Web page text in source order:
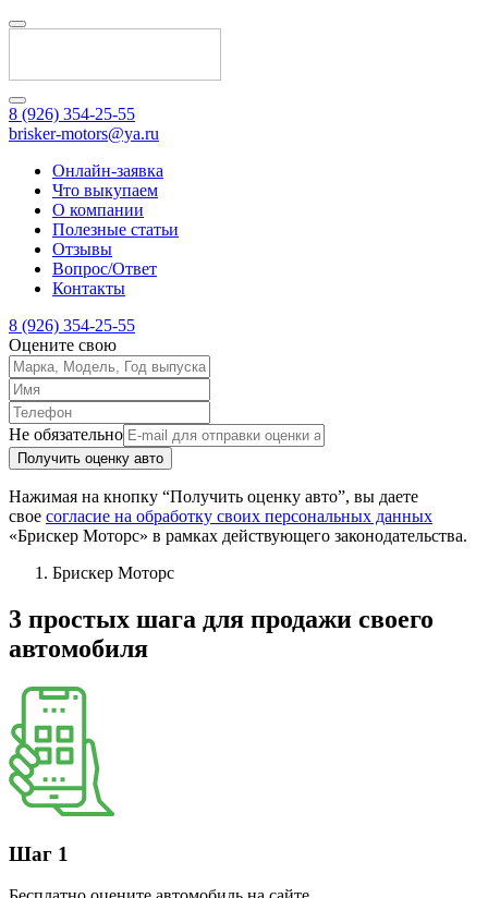
8 (926) 354-25-55
brisker-motors@ya.ru
Онлайн-заявка
Что выкупаем
О компании
Полезные статьи
Отзывы
Вопрос/Ответ
Контакты
8 (926) 354-25-55
Оцените свою
Не обязательно
Получить оценку авто
Нажимая на кнопку “Получить оценку авто”, вы даете
свое согласие на обработку своих персональных данных
«Брискер Моторс» в рамках действующего законодательства.
Брискер Моторс
3 простых шага для продажи своего
автомобиля
Шаг 1